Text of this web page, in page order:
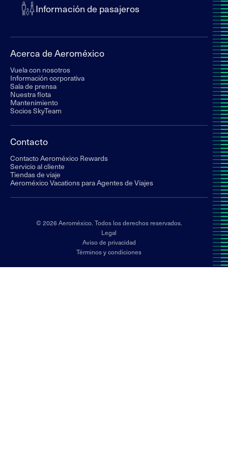
Información de pasajeros
Acerca de Aeroméxico
Vuela con nosotros
Información corporativa
Sala de prensa
Nuestra flota
Mantenimiento
Socios SkyTeam
Contacto
Contacto Aeroméxico Rewards
Servicio al cliente
Tiendas de viaje
Aeroméxico Vacations para Agentes de Viajes
© 2026 Aeroméxico. Todos los derechos reservados.
Legal
Aviso de privacidad
Términos y condiciones